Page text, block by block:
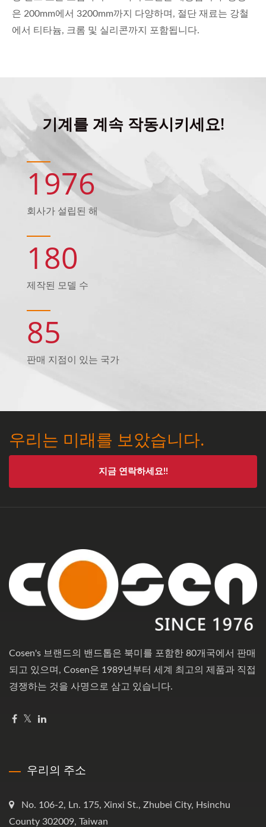
은 200mm에서 3200mm까지 다양하며, 절단 재료는 강철
에서 티타늄, 크롬 및 실리콘까지 포함됩니다.
기계를 계속 작동시키세요!
1976
회사가 설립된 해
180
제작된 모델 수
85
판매 지점이 있는 국가
우리는 미래를 보았습니다.
지금 연락하세요!!
Cosen's 브랜드의 밴드톱은 북미를 포함한 80개국에서 판매
되고 있으며, Cosen은 1989년부터 세계 최고의 제품과 직접
경쟁하는 것을 사명으로 삼고 있습니다.
우리의 주소
No. 106-2, Ln. 175, Xinxi St., Zhubei City, Hsinchu
County 302009, Taiwan